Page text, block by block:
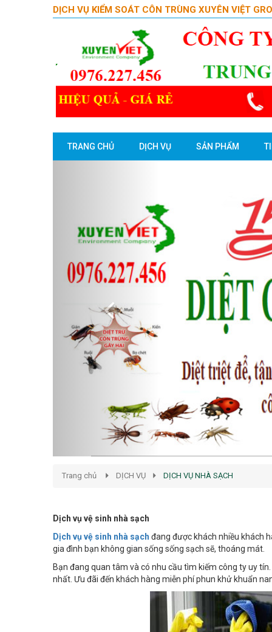
DỊCH VỤ KIỂM SOÁT CÔN TRÙNG XUYÊN VIỆT
TRANG CHỦ DỊCH VỤ SẢN PHẨM
Trang chủ DỊCH VỤ DỊCH VỤ NHÀ SẠCH
Dịch vụ vệ sinh nhà sạch
Dịch vụ vệ sinh nhà sạch đang được khách nhiều khách
gia đình bạn không gian sống sống sạch sẽ, thoáng mát.
Bạn đang quan tâm và có nhu cầu tìm kiếm công ty uy
nhất. Ưu đãi đến khách hàng miễn phí phun khử khuẩn